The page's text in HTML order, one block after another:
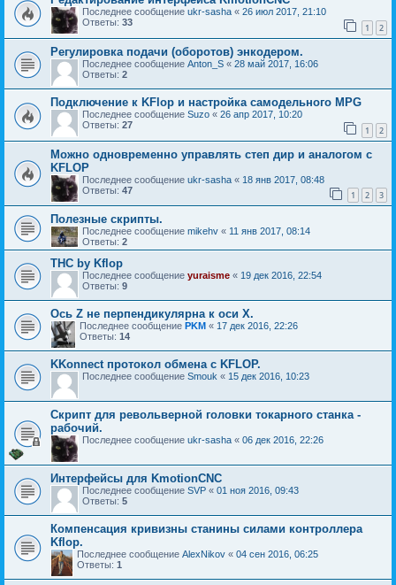
Последнее сообщение ukr-sasha « 26 июл 2017, 21:10
Ответы: 33 1 2
Регулировка подачи (оборотов) энкодером.
Последнее сообщение Anton_S « 28 май 2017, 16:06
Ответы: 2
Подключение к KFlop и настройка самодельного MPG
Последнее сообщение Suzo « 26 апр 2017, 10:20
Ответы: 27 1 2
Можно одновременно управлять степ дир и аналогом с
KFLOP
Последнее сообщение ukr-sasha « 18 янв 2017, 08:48
Ответы: 47 1 2 3
Полезные скрипты.
Последнее сообщение mikehv « 11 янв 2017, 08:14
Ответы: 2
THC by Kflop
Последнее сообщение yuraisme « 19 дек 2016, 22:54
Ответы: 9
Ось Z не перпендикулярна к оси Х.
Последнее сообщение PKM « 17 дек 2016, 22:26
Ответы: 14
KKonnect протокол обмена с KFLOP.
Последнее сообщение Smouk « 15 дек 2016, 10:23
Скрипт для револьверной головки токарного станка -
рабочий.
Последнее сообщение ukr-sasha « 06 дек 2016, 22:26
Интерфейсы для KmotionCNC
Последнее сообщение SVP « 01 ноя 2016, 09:43
Ответы: 5
Компенсация кривизны станины силами контроллера
Kflop.
Последнее сообщение AlexNikov « 04 сен 2016, 06:25
Ответы: 1